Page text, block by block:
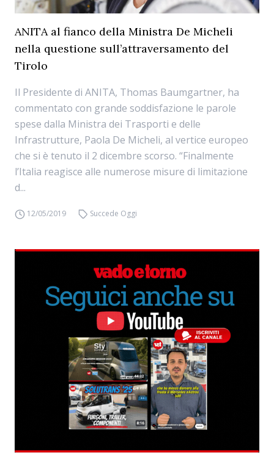
ANITA al fianco della Ministra De Micheli
nella questione sull’attraversamento del
Tirolo
Il Presidente di ANITA, Thomas Baumgartner, ha
commentato con grande soddisfazione le parole
spese dalla Ministra dei Trasporti e delle
Infrastrutture, Paola De Micheli, al vertice europeo
che si è tenuto il 2 dicembre scorso. “Finalmente
l’Italia reagisce alle numerose misure di limitazione
d...
12/05/2019 Succede Oggi